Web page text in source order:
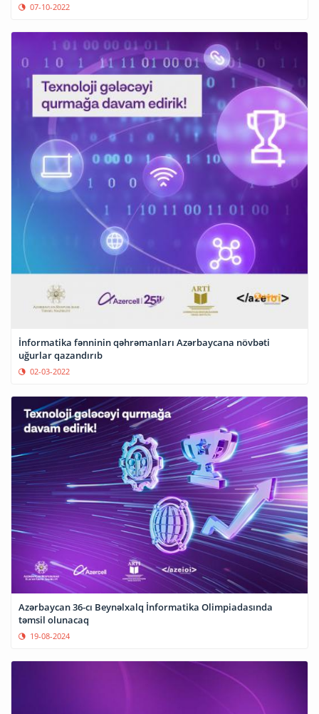
07-10-2022
İnformatika fənninin qəhrəmanları Azərbaycana növbəti
uğurlar qazandırıb
02-03-2022
Azərbaycan 36-cı Beynəlxalq İnformatika Olimpiadasında
təmsil olunacaq
19-08-2024